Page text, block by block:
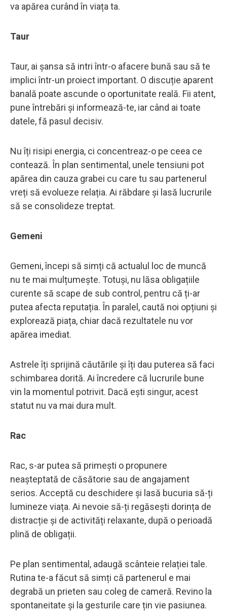
va apărea curând în viața ta.
Taur
Taur, ai șansa să intri într-o afacere bună sau să te
implici într-un proiect important. O discuție aparent
banală poate ascunde o oportunitate reală. Fii atent,
pune întrebări și informează-te, iar când ai toate
datele, fă pasul decisiv.
Nu îți risipi energia, ci concentreaz-o pe ceea ce
contează. În plan sentimental, unele tensiuni pot
apărea din cauza grabei cu care tu sau partenerul
vreți să evolueze relația. Ai răbdare și lasă lucrurile
să se consolideze treptat.
Gemeni
Gemeni, începi să simți că actualul loc de muncă
nu te mai mulțumește. Totuși, nu lăsa obligațiile
curente să scape de sub control, pentru că ți-ar
putea afecta reputația. În paralel, caută noi opțiuni și
explorează piața, chiar dacă rezultatele nu vor
apărea imediat.
Astrele îți sprijină căutările și îți dau puterea să faci
schimbarea dorită. Ai încredere că lucrurile bune
vin la momentul potrivit. Dacă ești singur, acest
statut nu va mai dura mult.
Rac
Rac, s-ar putea să primești o propunere
neașteptată de căsătorie sau de angajament
serios. Acceptă cu deschidere și lasă bucuria să-ți
lumineze viața. Ai nevoie să-ți regăsești dorința de
distracție și de activități relaxante, după o perioadă
plină de obligații.
Pe plan sentimental, adaugă scânteie relației tale.
Rutina te-a făcut să simți că partenerul e mai
degrabă un prieten sau coleg de cameră. Revino la
spontaneitate și la gesturile care țin vie pasiunea.